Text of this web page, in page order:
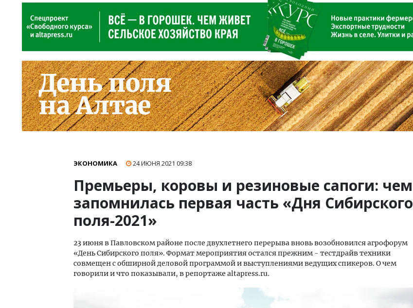
ЭКОНОМИКА 24 ИЮНЯ 2021 09:38
Премьеры, коровы и резиновые сапоги: чем
запомнилась первая часть «Дня Сибирского
поля-2021»
23 июня в Павловском районе после двухлетнего перерыва вновь возобновился агрофорум
«День Сибирского поля». Формат мероприятия остался прежним - тестдрайв техники
совмещен с обширной деловой программой и выступлениями ведущих спикеров. О чем
говорили и что показывали, в репортаже altapress.ru.